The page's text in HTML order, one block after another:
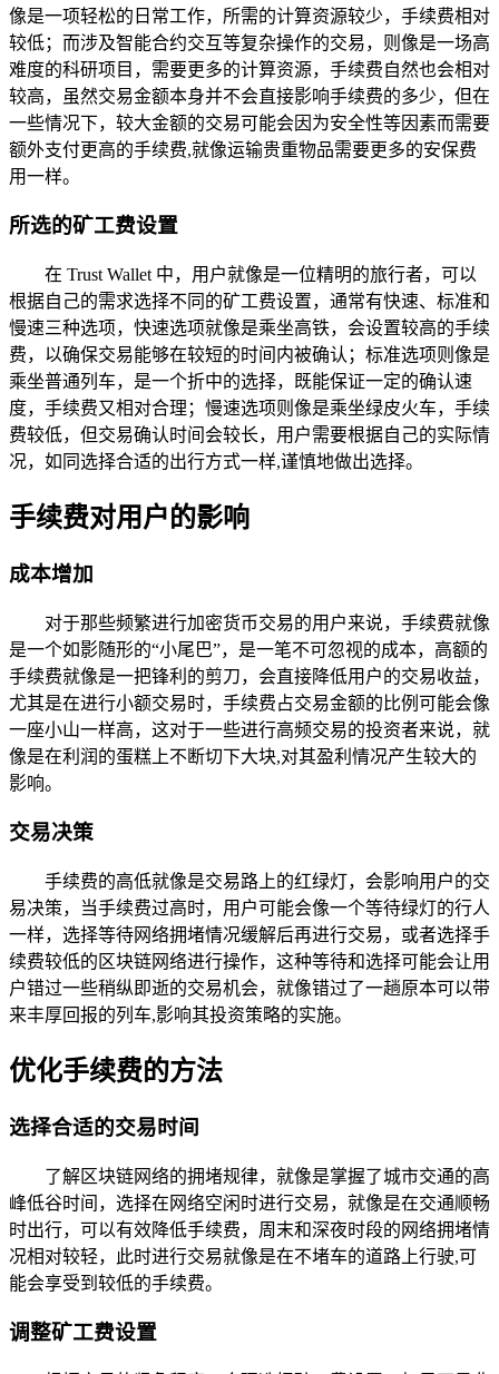
像是一项轻松的日常工作，所需的计算资源较少，手续费相对
较低；而涉及智能合约交互等复杂操作的交易，则像是一场高
难度的科研项目，需要更多的计算资源，手续费自然也会相对
较高，虽然交易金额本身并不会直接影响手续费的多少，但在
一些情况下，较大金额的交易可能会因为安全性等因素而需要
额外支付更高的手续费,就像运输贵重物品需要更多的安保费
用一样。
所选的矿工费设置
在 Trust Wallet 中，用户就像是一位精明的旅行者，可以
根据自己的需求选择不同的矿工费设置，通常有快速、标准和
慢速三种选项，快速选项就像是乘坐高铁，会设置较高的手续
费，以确保交易能够在较短的时间内被确认；标准选项则像是
乘坐普通列车，是一个折中的选择，既能保证一定的确认速
度，手续费又相对合理；慢速选项则像是乘坐绿皮火车，手续
费较低，但交易确认时间会较长，用户需要根据自己的实际情
况，如同选择合适的出行方式一样,谨慎地做出选择。
手续费对用户的影响
成本增加
对于那些频繁进行加密货币交易的用户来说，手续费就像
是一个如影随形的“小尾巴”，是一笔不可忽视的成本，高额的
手续费就像是一把锋利的剪刀，会直接降低用户的交易收益，
尤其是在进行小额交易时，手续费占交易金额的比例可能会像
一座小山一样高，这对于一些进行高频交易的投资者来说，就
像是在利润的蛋糕上不断切下大块,对其盈利情况产生较大的
影响。
交易决策
手续费的高低就像是交易路上的红绿灯，会影响用户的交
易决策，当手续费过高时，用户可能会像一个等待绿灯的行人
一样，选择等待网络拥堵情况缓解后再进行交易，或者选择手
续费较低的区块链网络进行操作，这种等待和选择可能会让用
户错过一些稍纵即逝的交易机会，就像错过了一趟原本可以带
来丰厚回报的列车,影响其投资策略的实施。
优化手续费的方法
选择合适的交易时间
了解区块链网络的拥堵规律，就像是掌握了城市交通的高
峰低谷时间，选择在网络空闲时进行交易，就像是在交通顺畅
时出行，可以有效降低手续费，周末和深夜时段的网络拥堵情
况相对较轻，此时进行交易就像是在不堵车的道路上行驶,可
能会享受到较低的手续费。
调整矿工费设置